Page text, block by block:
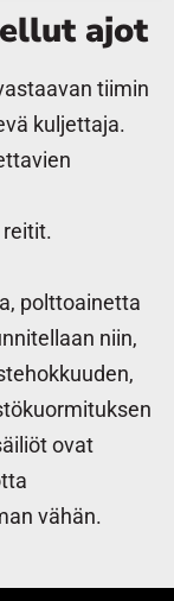
ajot
tiimin
kuljettaja.
polttoainetta
niin,
ovat
vähän.